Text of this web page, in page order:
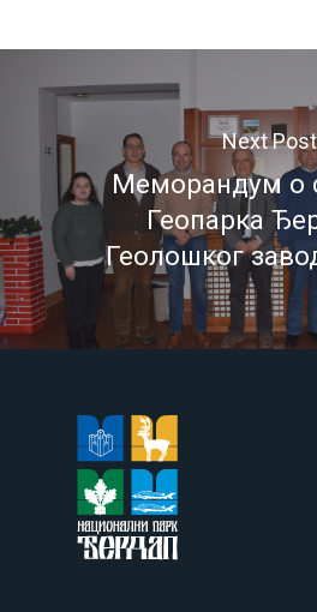
Next Post
Меморандум о
Геопарка
Геолошког